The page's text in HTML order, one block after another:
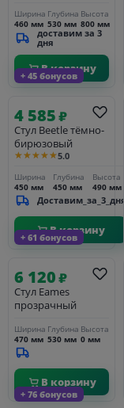
бук, цвет чёрный
(B-03)
Ширина
460 мм
Глубина
530 мм
Высота
800 мм
доставим за 3
дня
В корзину
+ 45 бонусов
4 585₽
Стул Beetle тёмно-
бирюзовый
★★★★★5.0
Ширина
450 мм
Глубина
450 мм
Высота
490 мм
Доставим_за_3_дня
В корзину
+ 61 бонусов
6 120₽
Стул Eames
прозрачный
Ширина
470 мм
Глубина
530 мм
Высота
0 мм
В корзину
+ 76 бонусов